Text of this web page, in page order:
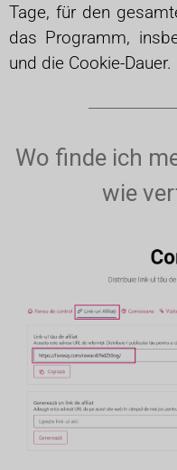
Tage, für den
das Programm,
und die Cookie-Dauer.
Wo finde ich
wie